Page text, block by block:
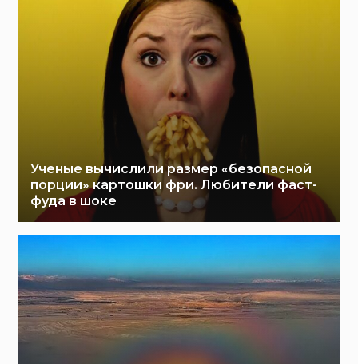
Ученые вычислили размер «безопасной
порции» картошки фри. Любители фаст-
фуда в шоке